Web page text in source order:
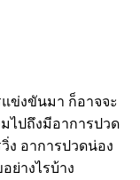
ข่งขันมา ก็อาจจะ
ไปถึงมีอาการปวด
ง อาการปวดน่อง
ย่างไรบ้าง